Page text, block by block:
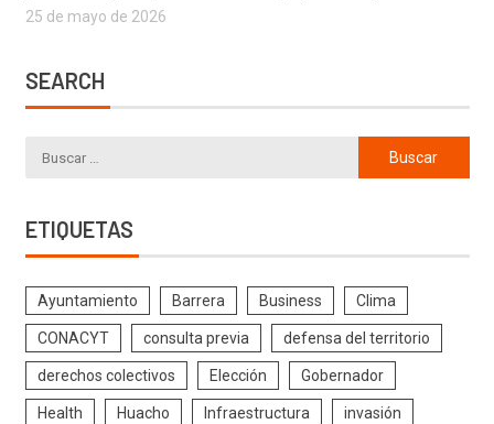
25 de mayo de 2026
SEARCH
ETIQUETAS
Ayuntamiento Barrera Business Clima
CONACYT consulta previa defensa del territorio
derechos colectivos Elección Gobernador
Health Huacho Infraestructura invasión